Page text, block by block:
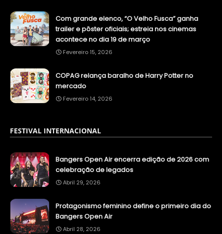
Com grande elenco, “O Velho Fusca” ganha
trailer e pôster oficiais; estreia nos cinemas
acontece no dia 19 de março
Fevereiro 15, 2026
COPAG relança baralho de Harry Potter no
mercado
Fevereiro 14, 2026
FESTIVAL INTERNACIONAL
Bangers Open Air encerra edição de 2026 com
celebração de legados
Abril 29, 2026
Protagonismo feminino define o primeiro dia do
Bangers Open Air
Abril 28, 2026